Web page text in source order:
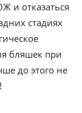
и отказаться
стадиях
бляшек при
до этого не